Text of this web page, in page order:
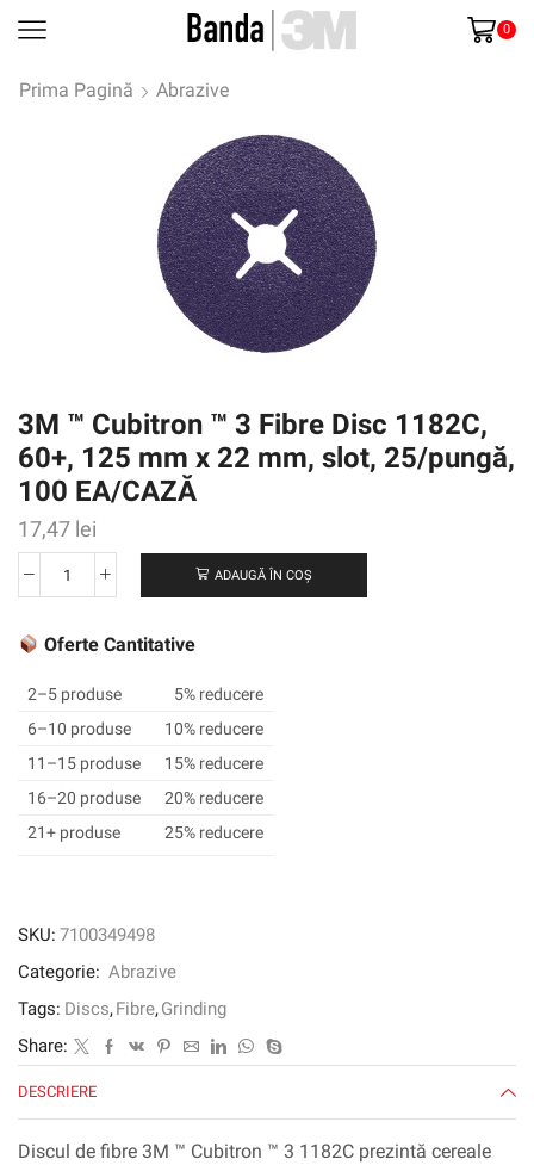
0
Prima Pagină Abrazive
3M ™ Cubitron ™ 3 Fibre Disc 1182C,
60+, 125 mm x 22 mm, slot, 25/pungă,
100 EA/CAZĂ
17,47 lei
Cantitate
™
™
Fibre
Disc
1182C,
60+,
22
slot,
25/pungă,
EA/CAZĂ
ADAUGĂ ÎN COȘ
Oferte Cantitative
2–5 produse
5% reducere
6–10 produse
10% reducere
11–15 produse
15% reducere
16–20 produse
20% reducere
21+ produse
25% reducere
SKU: 7100349498
Categorie: Abrazive
Tags: Discs,Fibre,Grinding
Share:
DESCRIERE
Discul de fibre 3M ™ Cubitron ™ 3 1182C prezintă cereale